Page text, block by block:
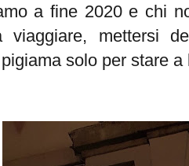
a fine 2020 e chi
viaggiare, mettersi
solo per stare a